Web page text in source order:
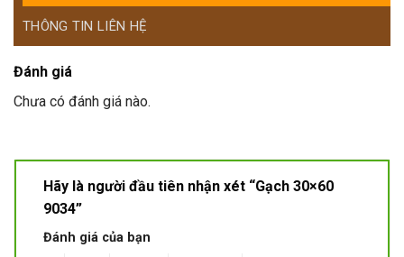
THÔNG TIN LIÊN HỆ
Đánh giá
Chưa có đánh giá nào.
Hãy là người đầu tiên nhận xét “Gạch 30×60
9034”
Đánh giá của bạn